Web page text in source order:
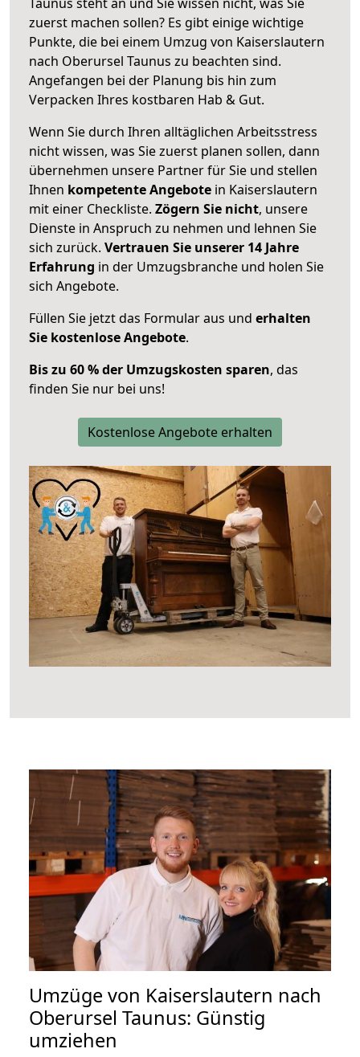
zuerst machen sollen? Es gibt einige wichtige
Punkte, die bei einem Umzug von Kaiserslautern
nach Oberursel Taunus zu beachten sind.
Angefangen bei der Planung bis hin zum
Verpacken Ihres kostbaren Hab & Gut.
Wenn Sie durch Ihren alltäglichen Arbeitsstress
nicht wissen, was Sie zuerst planen sollen, dann
übernehmen unsere Partner für Sie und stellen
Ihnen kompetente Angebote in Kaiserslautern
mit einer Checkliste. Zögern Sie nicht, unsere
Dienste in Anspruch zu nehmen und lehnen Sie
sich zurück. Vertrauen Sie unserer 14 Jahre
Erfahrung in der Umzugsbranche und holen Sie
sich Angebote.
Füllen Sie jetzt das Formular aus und erhalten
Sie kostenlose Angebote.
Bis zu 60 % der Umzugskosten sparen, das
finden Sie nur bei uns!
Kostenlose Angebote erhalten
Umzüge von Kaiserslautern nach
Oberursel Taunus: Günstig
umziehen